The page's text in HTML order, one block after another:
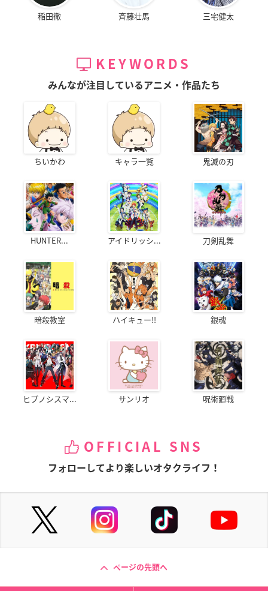
稲田徹 斉藤壮馬 三宅健太
KEYWORDS
みんなが注目しているアニメ・作品たち
ちいかわ キャラ一覧 鬼滅の刃
HUNTER... アイドリッシ... 刀剣乱舞
暗殺教室 ハイキュー!! 銀魂
ヒプノシスマ... サンリオ 呪術廻戦
OFFICIAL SNS
フォローしてより楽しいオタクライフ！
ページの先頭へ